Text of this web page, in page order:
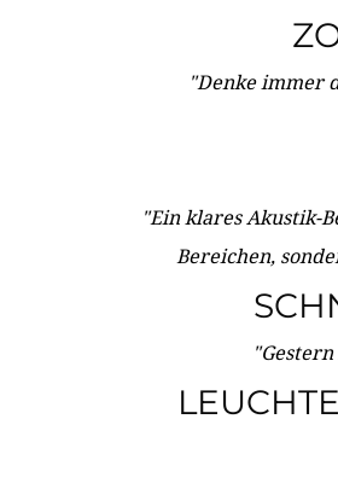
"Denke immer
"Ein klares Akustik-
Bereichen,